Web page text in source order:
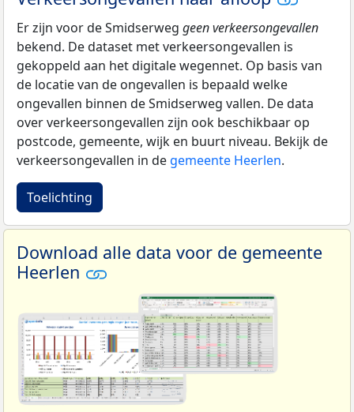
Er zijn voor de Smidserweg geen verkeersongevallen
bekend. De dataset met verkeersongevallen is
gekoppeld aan het digitale wegennet. Op basis van
de locatie van de ongevallen is bepaald welke
ongevallen binnen de Smidserweg vallen. De data
over verkeersongevallen zijn ook beschikbaar op
postcode, gemeente, wijk en buurt niveau. Bekijk de
verkeersongevallen in de gemeente Heerlen.
Toelichting
Download alle data voor de gemeente
Heerlen